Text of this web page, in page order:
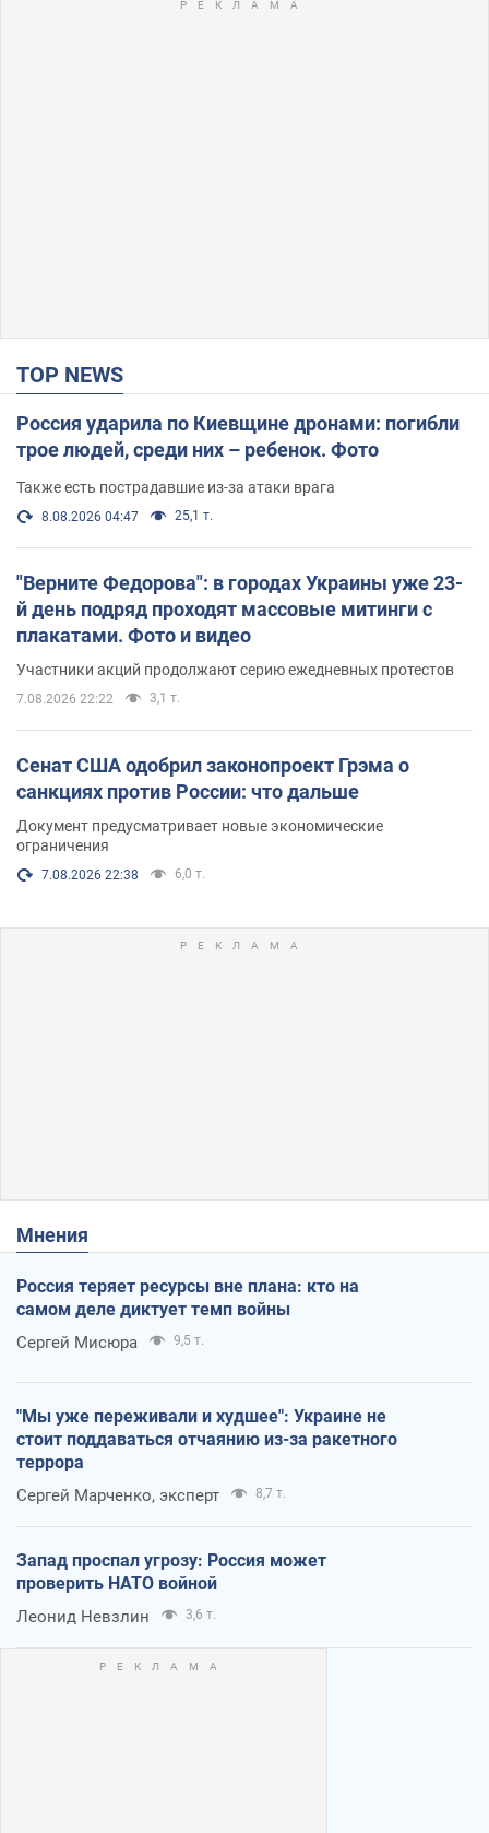
TOP NEWS
Россия ударила по Киевщине дронами: погибли
трое людей, среди них – ребенок. Фото
Также есть пострадавшие из-за атаки врага
8.08.2026 04:47 25,1 т.
"Верните Федорова": в городах Украины уже 23-
й день подряд проходят массовые митинги с
плакатами. Фото и видео
Участники акций продолжают серию ежедневных протестов
7.08.2026 22:22 3,1 т.
Сенат США одобрил законопроект Грэма о
санкциях против России: что дальше
Документ предусматривает новые экономические
ограничения
7.08.2026 22:38 6,0 т.
Мнения
Россия теряет ресурсы вне плана: кто на
самом деле диктует темп войны
Сергей Мисюра 9,5 т.
"Мы уже переживали и худшее": Украине не
стоит поддаваться отчаянию из-за ракетного
террора
Сергей Марченко, эксперт 8,7 т.
Запад проспал угрозу: Россия может
проверить НАТО войной
Леонид Невзлин 3,6 т.